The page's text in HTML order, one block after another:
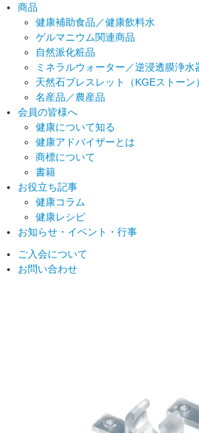
商品
健康補助食品／健康飲料水
ゲルマニウム関連商品
自然派化粧品
ミネラルウォーター／逆浸透膜浄水
天然石ブレスレット（KGEストーン）
名産品／農産品
会員の皆様へ
健康について知る
健康アドバイザーとは
商標について
書籍
お役立ち記事
健康コラム
健康レシピ
お知らせ・イベント・行事
ご入会について
お問い合わせ